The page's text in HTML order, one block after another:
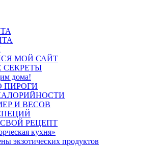
МОЙ САЙТ
дома!
ПИРОГИ
И ВЕСОВ
РЕЦЕПТ
кухня»
экзотических продуктов